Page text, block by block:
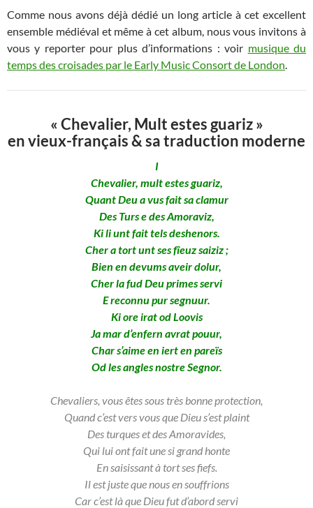
Comme nous avons déjà dédié un long article à cet excellent
ensemble médiéval et même à cet album, nous vous invitons à
vous y reporter pour plus d’informations : voir musique du
temps des croisades par le Early Music Consort de London.
« Chevalier, Mult estes guariz »
en vieux-français & sa traduction moderne
I
Chevalier, mult estes guariz,
Quant Deu a vus fait sa clamur
Des Turs e des Amoraviz,
Ki li unt fait tels deshenors.
Cher a tort unt ses fîeuz saiziz ;
Bien en devums aveir dolur,
Cher la fud Deu primes servi
E reconnu pur segnuur.
Ki ore irat od Loovis
Ja mar d’enfern avrat pouur,
Char s’aime en iert en pareïs
Od les angles nostre Segnor.
Chevaliers, vous êtes sous très bonne protection,
Quand c’est vers vous que Dieu s’est plaint
Des turques et des Amoravides,
Qui lui ont fait une si grand honte
En saisissant à tort ses fiefs.
Il est juste que nous en souffrions
Car c’est là que Dieu fut d’abord servi